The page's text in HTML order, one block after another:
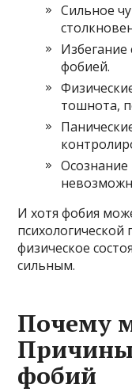
Сильное
Избегание
фобией.
тошнота,
Осознание
И хотя фобия
физическое
сильным.
Почему
фобий